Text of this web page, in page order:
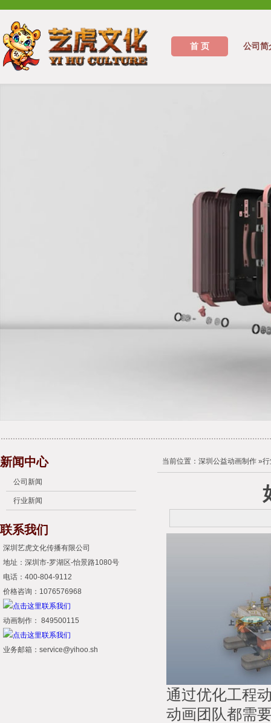
首 页 公司简
新闻中心
公司新闻
行业新闻
联系我们
深圳艺虎文化传播有限公司
地址：深圳市-罗湖区-怡景路1080号
电话：400-804-9112
价格咨询：1076576968
动画制作： 849500115
业务邮箱：service@yihoo.sh
当前位置： 深圳公益动画制作 »
通过优化工程
动画团队都需